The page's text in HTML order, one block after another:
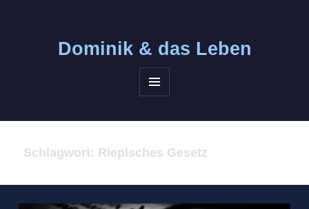
Dominik & das Leben
WIDGETS
Schlagwort: Rieplsches Gesetz